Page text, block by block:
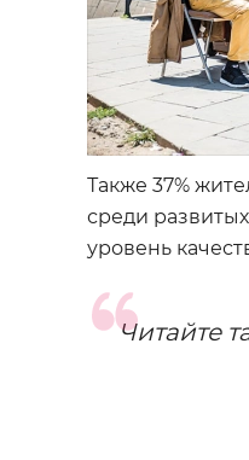
Также 37%
среди
уровень
Читайте